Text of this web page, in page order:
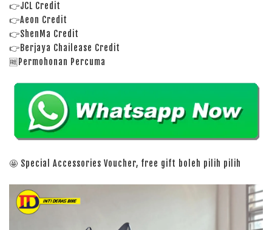
👉JCL Credit
👉Aeon Credit
👉ShenMa Credit
👉Berjaya Chailease Credit
🆓Permohonan Percuma
🤩 Special Accessories Voucher, free gift boleh pilih pilih